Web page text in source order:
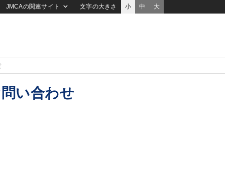
JMCAの関連サイト 文字の大きさ 小 中 大
い合わせ